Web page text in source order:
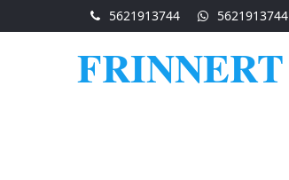
5621913744 5621913744
FRINNERT